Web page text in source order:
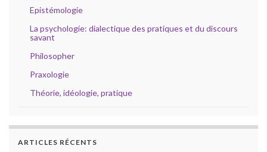
Epistémologie
La psychologie: dialectique des pratiques et du discours
savant
Philosopher
Praxologie
Théorie, idéologie, pratique
ARTICLES RÉCENTS